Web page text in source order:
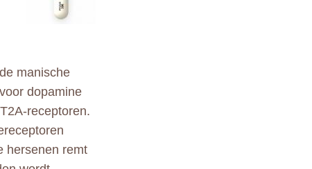
manische
dopamine
receptoren.
hersenen remt